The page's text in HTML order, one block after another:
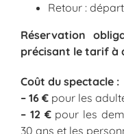
Retour :
Réservation
précisant le tarif à
Coût du spectacle :
– 16 € pour les
– 12 € pour les
30 ans et les